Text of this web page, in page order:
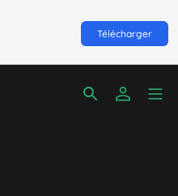
Télécharger